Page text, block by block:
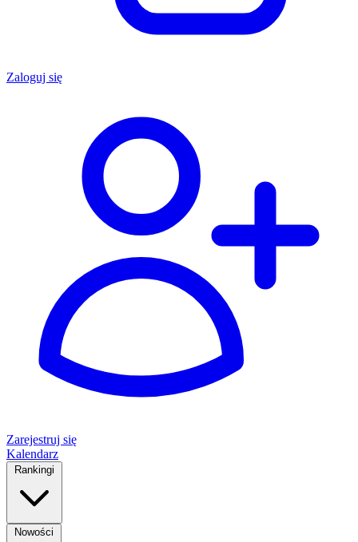
Zaloguj się
Zarejestruj się
Kalendarz
Rankingi
Nowości